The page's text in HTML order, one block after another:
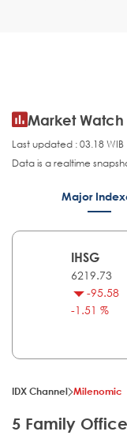
Market Watch
Last updated : 03.18
Data is a realtime
Major
IHSG
6219.73
-95.58
-1.51 %
IDX Channel Milenomic
5 Family